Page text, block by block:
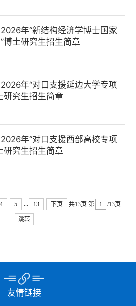
年“新结构经济学博士国家
博士研究生招生简章
年“对口支援延边大学专项
研究生招生简章
年“对口支援西部高校专项
研究生招生简章
4 5 13 下页 共13页 第 /13页
跳转
友情链接